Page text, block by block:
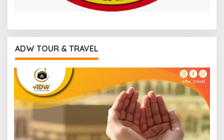
ADW TOUR & TRAVEL